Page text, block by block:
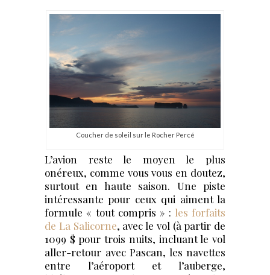
Coucher de soleil sur le Rocher Percé
L’avion reste le moyen le plus
onéreux, comme vous vous en doutez,
surtout en haute saison. Une piste
intéressante pour ceux qui aiment la
formule « tout compris » : les forfaits
de La Salicorne, avec le vol (à partir de
1099 $ pour trois nuits, incluant le vol
aller-retour avec Pascan, les navettes
entre l’aéroport et l’auberge,